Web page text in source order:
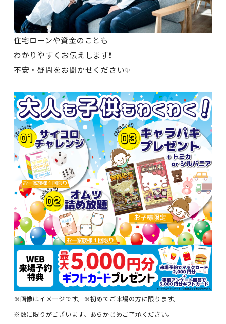
住宅ローンや資金のことも
わかりやすくお伝えします❗
不安・疑問をお聞かせください✨
※画像はイメージです。※初めてご来場の方に限ります。
※数に限りがございます、あらかじめご了承ください。